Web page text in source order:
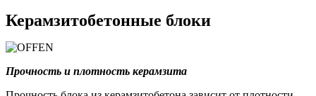
Керамзитобетонные блоки
Прочность и плотность керамзита